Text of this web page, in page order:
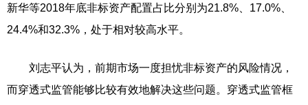
新华等2018年底非标资产配置占比分别为21.8%、17.0%、
24.4%和32.3%，处于相对较高水平。
刘志平认为，前期市场一度担忧非标资产的风险情况，
而穿透式监管能够比较有效地解决这些问题。穿透式监管框